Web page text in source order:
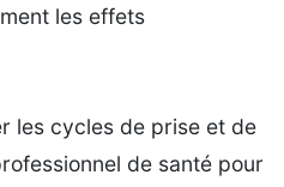
les effets
les cycles de prise et de
de santé pour